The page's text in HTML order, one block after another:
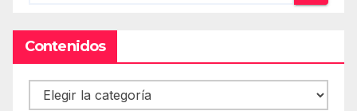
Contenidos
Contenidos